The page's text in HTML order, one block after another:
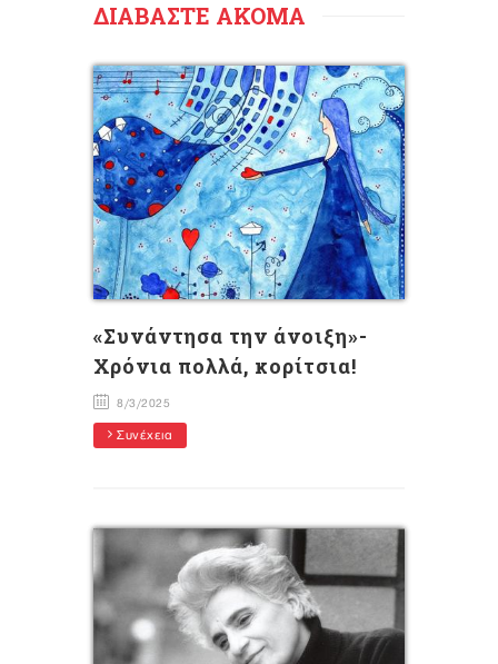
ΔΙΑΒΑΣΤΕ ΑΚΟΜΑ
«Συνάντησα την άνοιξη»-
Χρόνια πολλά, κορίτσια!
8/3/2025
Συνέχεια